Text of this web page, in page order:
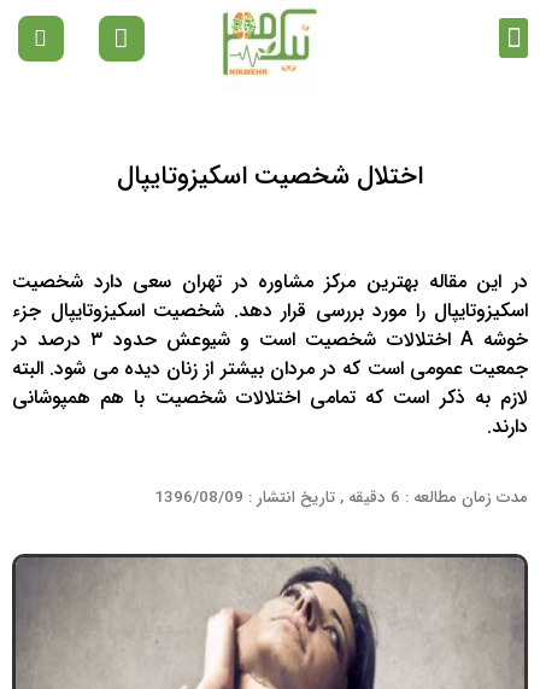
اختلال شخصیت اسکیزوتایپال
در این مقاله بهترین مرکز مشاوره در تهران سعی دارد شخصیت
اسکیزوتایپال را مورد بررسی قرار دهد. شخصیت اسکیزوتایپال جزء
خوشه A اختلالات شخصیت است و شیوعش حدود ۳ درصد در
جمعیت عمومی است که در مردان بیشتر از زنان دیده می شود. البته
لازم به ذکر است که تمامی اختلالات شخصیت با هم همپوشانی
دارند.
مدت زمان مطالعه : 6 دقیقه , تاریخ انتشار : 1396/08/09